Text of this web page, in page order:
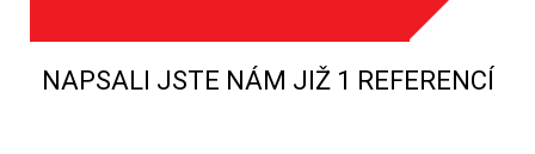
NAPSALI JSTE NÁM JIŽ 1 REFERENCÍ